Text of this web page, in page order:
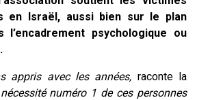
en Israël, aussi bien sur le plan
l’encadrement psychologique ou
appris avec les années, raconte la
numéro 1 de ces personnes